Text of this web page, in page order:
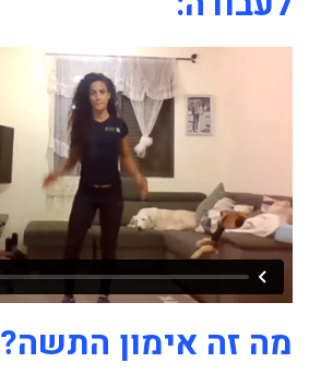
מה זה אימון התשה?